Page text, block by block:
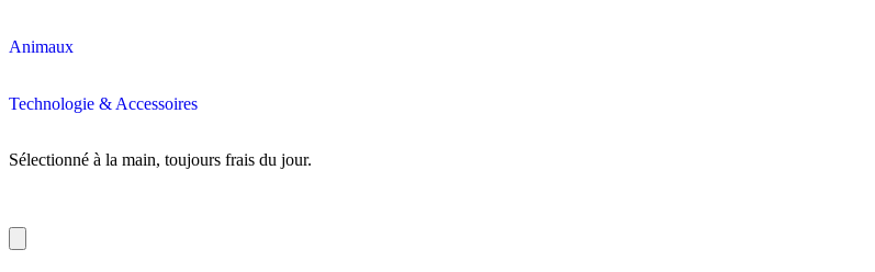
Animaux
Technologie & Accessoires
Sélectionné à la main, toujours frais du jour.